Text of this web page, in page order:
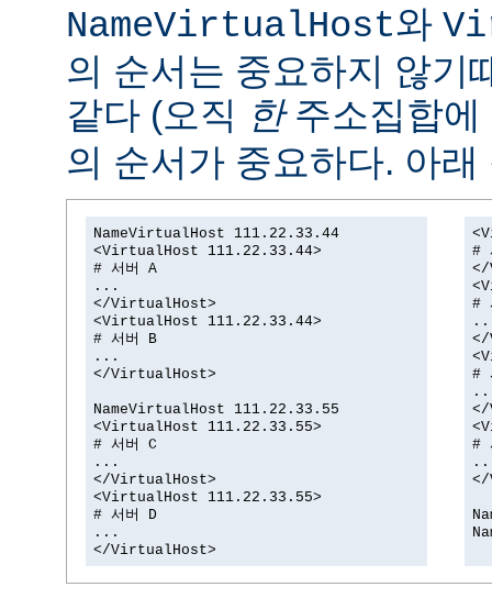
NameVirtualHost와
의 순서는 중요하지 않기
같다 (오직 한주소집합
의 순서가 중요하다. 아래
NameVirtualHost 111.22.33.44
<VirtualHost 111.22.33.44>
# 서버 A
...
</VirtualHost>
<VirtualHost 111.22.33.44>
# 서버 B
...
</VirtualHost>
NameVirtualHost 111.22.33.55
<VirtualHost 111.22.33.55>
# 서버 C
...
</VirtualHost>
<VirtualHost 111.22.33.55>
# 서버 D
...
</VirtualHost>
#
</
#
</
#
</
#
</